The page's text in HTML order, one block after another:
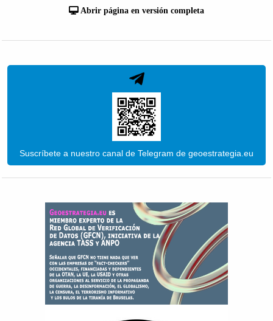
Abrir página en versión completa
Suscríbete a nuestro canal de Telegram de geoestrategia.eu